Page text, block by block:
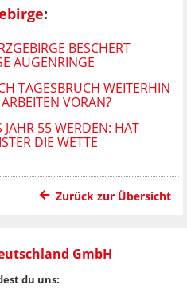
:
BESCHERT
AUGENRINGE
TAGESBRUCH WEITERHIN G
VORAN?
55 WERDEN: HAT
DIE WETTE
Zurück zur Übersicht
GmbH
du uns: